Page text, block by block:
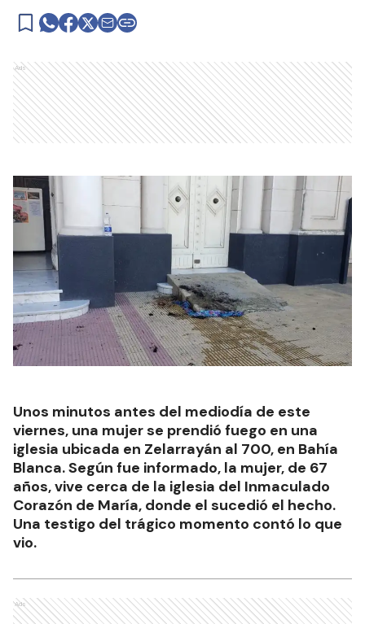
Ads
Unos minutos antes del mediodía de este
viernes, una mujer se prendió fuego en una
iglesia ubicada en Zelarrayán al 700, en Bahía
Blanca. Según fue informado, la mujer, de 67
años, vive cerca de la iglesia del Inmaculado
Corazón de María, donde el sucedió el hecho.
Una testigo del trágico momento contó lo que
vio.
Ads